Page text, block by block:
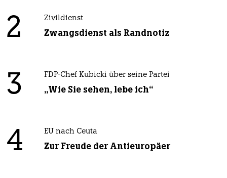
2 Zivildienst
Zwangsdienst als Randnotiz
3 FDP-Chef Kubicki über seine Partei
„Wie Sie sehen, lebe ich“
4 EU nach Ceuta
Zur Freude der Antieuropäer